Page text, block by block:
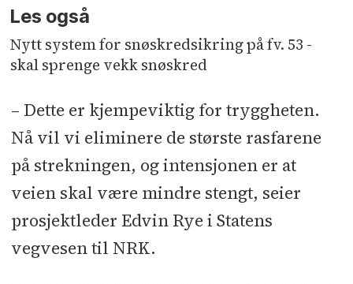
Les også
Nytt system for snøskredsikring på fv. 53 -
skal sprenge vekk snøskred
– Dette er kjempeviktig for tryggheten.
Nå vil vi eliminere de største rasfarene
på strekningen, og intensjonen er at
veien skal være mindre stengt, seier
prosjektleder Edvin Rye i Statens
vegvesen til NRK.